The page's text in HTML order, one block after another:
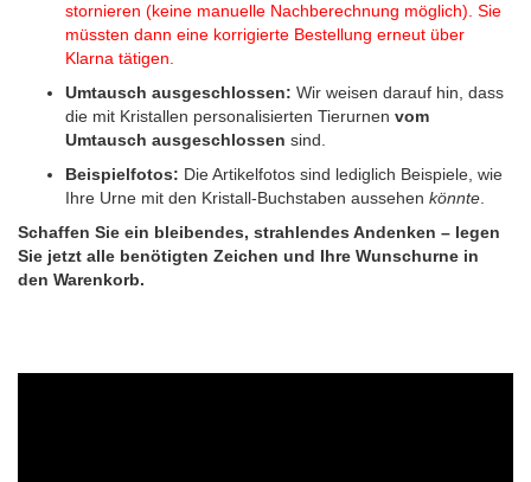
stornieren (keine manuelle Nachberechnung möglich). Sie
müssten dann eine korrigierte Bestellung erneut über
Klarna tätigen.
Umtausch ausgeschlossen: Wir weisen darauf hin, dass
die mit Kristallen personalisierten Tierurnen vom
Umtausch ausgeschlossen sind.
Beispielfotos: Die Artikelfotos sind lediglich Beispiele, wie
Ihre Urne mit den Kristall-Buchstaben aussehen könnte.
Schaffen Sie ein bleibendes, strahlendes Andenken – legen
Sie jetzt alle benötigten Zeichen und Ihre Wunschurne in
den Warenkorb.